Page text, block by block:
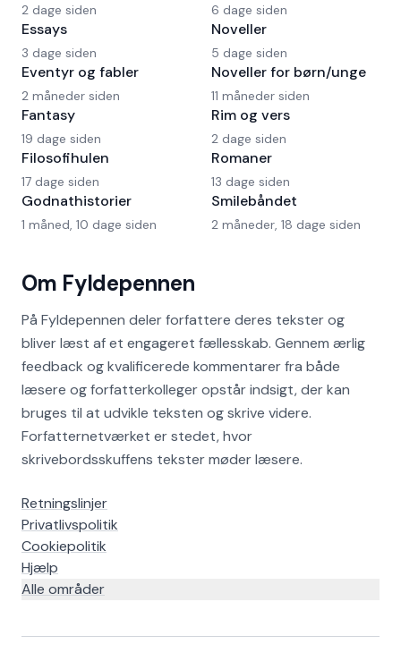
Om Fyldepennen
På Fyldepennen deler forfattere deres tekster og
bliver læst af et engageret fællesskab. Gennem ærlig
feedback og kvalificerede kommentarer fra både
læsere og forfatterkolleger opstår indsigt, der kan
bruges til at udvikle teksten og skrive videre.
Forfatternetværket er stedet, hvor
skrivebordsskuffens tekster møder læsere.
Retningslinjer
Privatlivspolitik
Cookiepolitik
Hjælp
Alle områder
2 dage siden
Essays
3 dage siden
Eventyr og fabler
2 måneder siden
Fantasy
19 dage siden
Filosofihulen
17 dage siden
Godnathistorier
1 måned, 10 dage siden
6 dage siden
Noveller
5 dage siden
Noveller for børn/unge
11 måneder siden
Rim og vers
2 dage siden
Romaner
13 dage siden
Smilebåndet
2 måneder, 18 dage siden